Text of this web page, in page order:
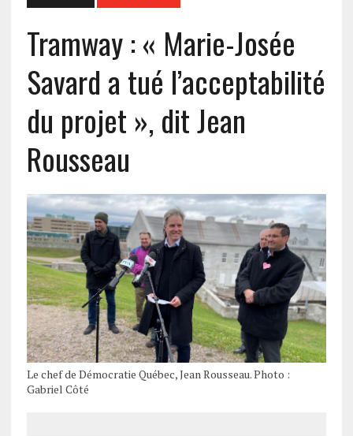
Tramway : « Marie-Josée
Savard a tué l’acceptabilité
du projet », dit Jean
Rousseau
Le chef de Démocratie Québec, Jean Rousseau. Photo :
Gabriel Côté